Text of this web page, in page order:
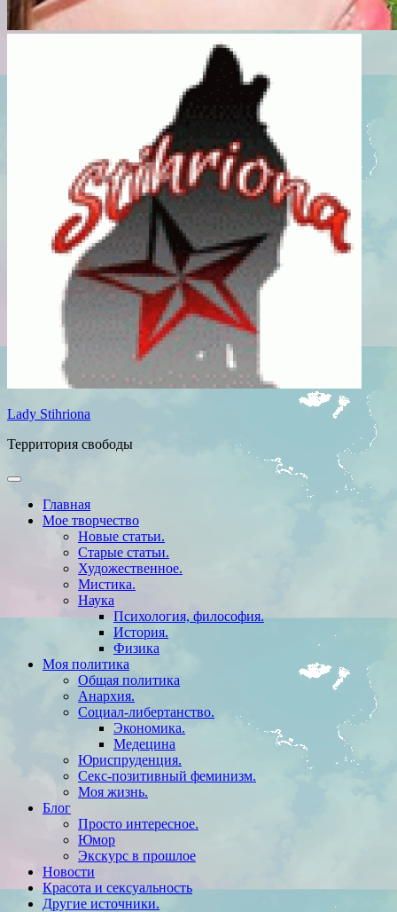
Lady Stihriona
Территория свободы
Главная
Мое творчество
Новые статьи.
Старые статьи.
Художественное.
Мистика.
Наука
Психология, философия.
История.
Физика
Моя политика
Общая политика
Анархия.
Социал-либертанство.
Экономика.
Медецина
Юриспруденция.
Секс-позитивный феминизм.
Моя жизнь.
Блог
Просто интересное.
Юмор
Экскурс в прошлое
Новости
Красота и сексуальность
Другие источники.